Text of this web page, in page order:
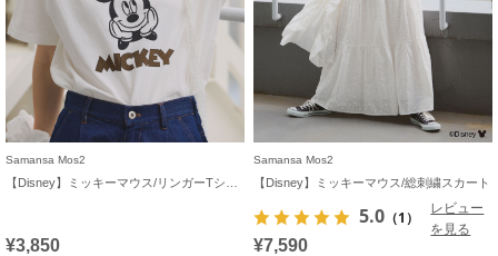
Samansa Mos2
¥3,850
Samansa Mos2
【Disney】ミッキーマウス/総刺繍スカート
5.0 （1）
レビュー
を見る
¥7,590